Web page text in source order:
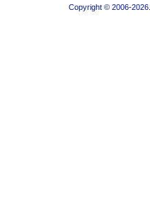
Copyright © 2006-